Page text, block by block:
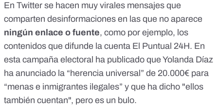
En Twitter se hacen muy virales mensajes que
comparten desinformaciones en las que no aparece
ningún enlace o fuente, como por ejemplo, los
contenidos que difunde la cuenta El Puntual 24H. En
esta campaña electoral ha publicado que Yolanda Díaz
ha anunciado la “herencia universal” de 20.000€ para
“menas e inmigrantes ilegales” y que ha dicho "ellos
también cuentan", pero es un bulo.